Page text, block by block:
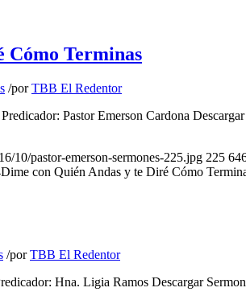
Cómo Terminas
/porTBB El Redentor
Pastor Emerson Cardona Descargar
10/pastor-emerson-sermones-225.jpg 225
Dime con Quién Andas y te Diré Cómo
/porTBB El Redentor
Hna. Ligia Ramos Descargar Sermon